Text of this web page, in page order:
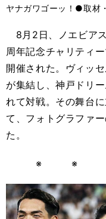
ヤナガワゴーッ！●取
8月2日、ノエビア
周年記念チャリティ
開催された。ヴィッ
が集結し、神戸ドリ
れて対戦。その舞台
て、フォトグラファ
た。
※ ※